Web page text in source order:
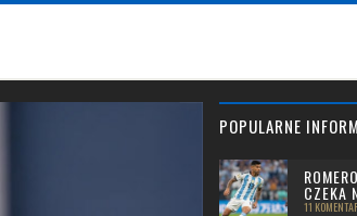
POPULARNE
CZEKA
11